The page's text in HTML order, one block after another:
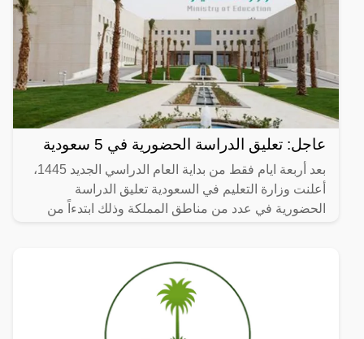
عاجل: تعليق الدراسة الحضورية في 5 سعودية
بعد أربعة ايام فقط من بداية العام الدراسي الجديد 1445،
أعلنت وزارة التعليم في السعودية تعليق الدراسة
الحضورية في عدد من مناطق المملكة وذلك ابتدءاً من